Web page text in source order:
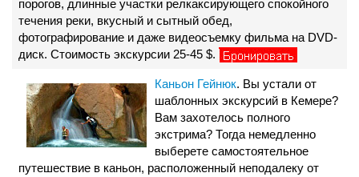
порогов, длинные участки релкаксирующего спокойного
течения реки, вкусный и сытный обед,
фотографирование и даже видеосъемку фильма на DVD-
диск. Стоимость экскурсии 25-45 $.
Каньон Гейнюк. Вы устали от
шаблонных экскурсий в Кемере?
Вам захотелось полного
экстрима? Тогда немедленно
выберете самостоятельное
путешествие в каньон, расположенный неподалеку от